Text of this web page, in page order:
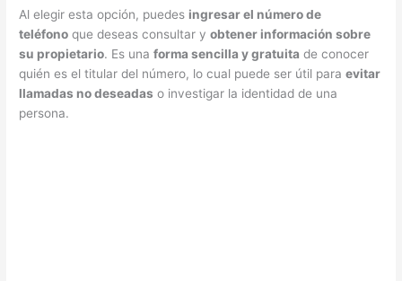
Al elegir esta opción, puedes ingresar el número de
teléfono que deseas consultar yobtener información sobre
su propietario. Es unaforma sencilla y gratuita de conocer
quién es el titular del número, lo cual puede ser útil paraevitar
llamadas no deseadas o investigar la identidad de una
persona.